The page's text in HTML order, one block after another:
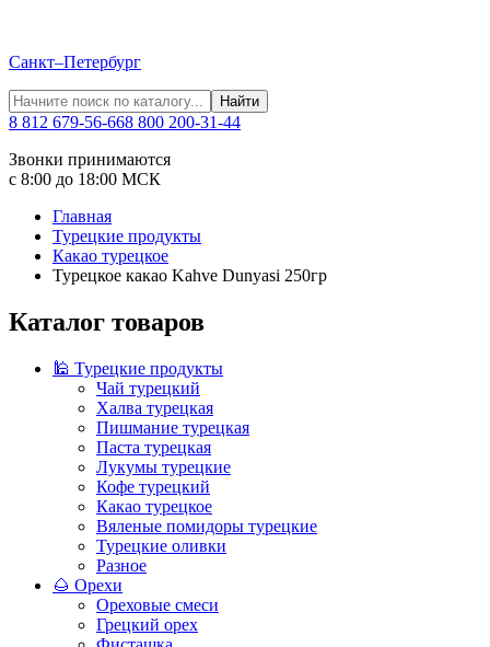
Санкт–Петербург
Найти
8 812 679-56-668 800 200-31-44
Звонки принимаются
с 8:00 до 18:00 МСК
Главная
Турецкие продукты
Какао турецкое
Турецкое какао Kahve Dunyasi 250гр
Каталог товаров
🕌 Турецкие продукты
Чай турецкий
Халва турецкая
Пишмание турецкая
Паста турецкая
Лукумы турецкие
Кофе турецкий
Какао турецкое
Вяленые помидоры турецкие
Турецкие оливки
Разное
🌰 Орехи
Ореховые смеси
Грецкий орех